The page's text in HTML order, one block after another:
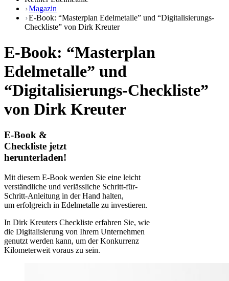
Magazin
E-Book: “Masterplan Edelmetalle” und “Digitalisierungs-
Checkliste” von Dirk Kreuter
E-Book: “Masterplan
Edelmetalle” und
“Digitalisierungs-Checkliste”
von Dirk Kreuter
E-Book &
Checkliste jetzt
herunterladen!
Mit diesem E-Book werden Sie eine leicht
verständliche und verlässliche Schritt-für-
Schritt-Anleitung in der Hand halten,
um erfolgreich in Edelmetalle zu investieren.
In Dirk Kreuters Checkliste erfahren Sie, wie
die Digitalisierung von Ihrem Unternehmen
genutzt werden kann, um der Konkurrenz
Kilometerweit voraus zu sein.